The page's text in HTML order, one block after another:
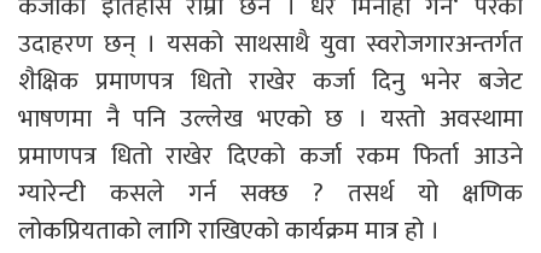
उदाहरण छन् । यसको साथसाथै युवा स्वरोजगारअन्तर्गत
शैक्षिक प्रमाणपत्र धितो राखेर कर्जा दिनु भनेर बजेट
भाषणमा नै पनि उल्लेख भएको छ । यस्तो अवस्थामा
प्रमाणपत्र धितो राखेर दिएको कर्जा रकम फिर्ता आउने
ग्यारेन्टी कसले गर्न सक्छ ? तसर्थ यो क्षणिक
लोकप्रियताको लागि राखिएको कार्यक्रम मात्र हो ।